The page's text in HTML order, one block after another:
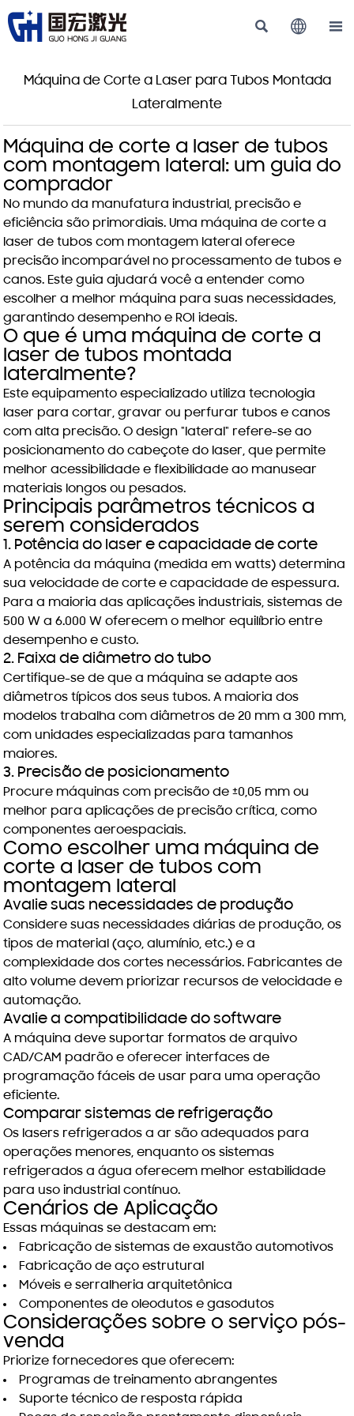
  
Máquina de Corte a Laser para Tubos Montada
Lateralmente
Máquina de corte a laser de tubos
com montagem lateral: um guia do
comprador
No mundo da manufatura industrial, precisão e
eficiência são primordiais. Uma máquina de corte a
laser de tubos com montagem lateral oferece
precisão incomparável no processamento de tubos e
canos. Este guia ajudará você a entender como
escolher a melhor máquina para suas necessidades,
garantindo desempenho e ROI ideais.
O que é uma máquina de corte a
laser de tubos montada
lateralmente?
Este equipamento especializado utiliza tecnologia
laser para cortar, gravar ou perfurar tubos e canos
com alta precisão. O design "lateral" refere-se ao
posicionamento do cabeçote do laser, que permite
melhor acessibilidade e flexibilidade ao manusear
materiais longos ou pesados.
Principais parâmetros técnicos a
serem considerados
1. Potência do laser e capacidade de corte
A potência da máquina (medida em watts) determina
sua velocidade de corte e capacidade de espessura.
Para a maioria das aplicações industriais, sistemas de
500 W a 6.000 W oferecem o melhor equilíbrio entre
desempenho e custo.
2. Faixa de diâmetro do tubo
Certifique-se de que a máquina se adapte aos
diâmetros típicos dos seus tubos. A maioria dos
modelos trabalha com diâmetros de 20 mm a 300 mm,
com unidades especializadas para tamanhos
maiores.
3. Precisão de posicionamento
Procure máquinas com precisão de ±0,05 mm ou
melhor para aplicações de precisão crítica, como
componentes aeroespaciais.
Como escolher uma máquina de
corte a laser de tubos com
montagem lateral
Avalie suas necessidades de produção
Considere suas necessidades diárias de produção, os
tipos de material (aço, alumínio, etc.) e a
complexidade dos cortes necessários. Fabricantes de
alto volume devem priorizar recursos de velocidade e
automação.
Avalie a compatibilidade do software
A máquina deve suportar formatos de arquivo
CAD/CAM padrão e oferecer interfaces de
programação fáceis de usar para uma operação
eficiente.
Comparar sistemas de refrigeração
Os lasers refrigerados a ar são adequados para
operações menores, enquanto os sistemas
refrigerados a água oferecem melhor estabilidade
para uso industrial contínuo.
Cenários de Aplicação
Essas máquinas se destacam em:
Fabricação de sistemas de exaustão automotivos
Fabricação de aço estrutural
Móveis e serralheria arquitetônica
Componentes de oleodutos e gasodutos
Considerações sobre o serviço pós-
venda
Priorize fornecedores que oferecem:
Programas de treinamento abrangentes
Suporte técnico de resposta rápida